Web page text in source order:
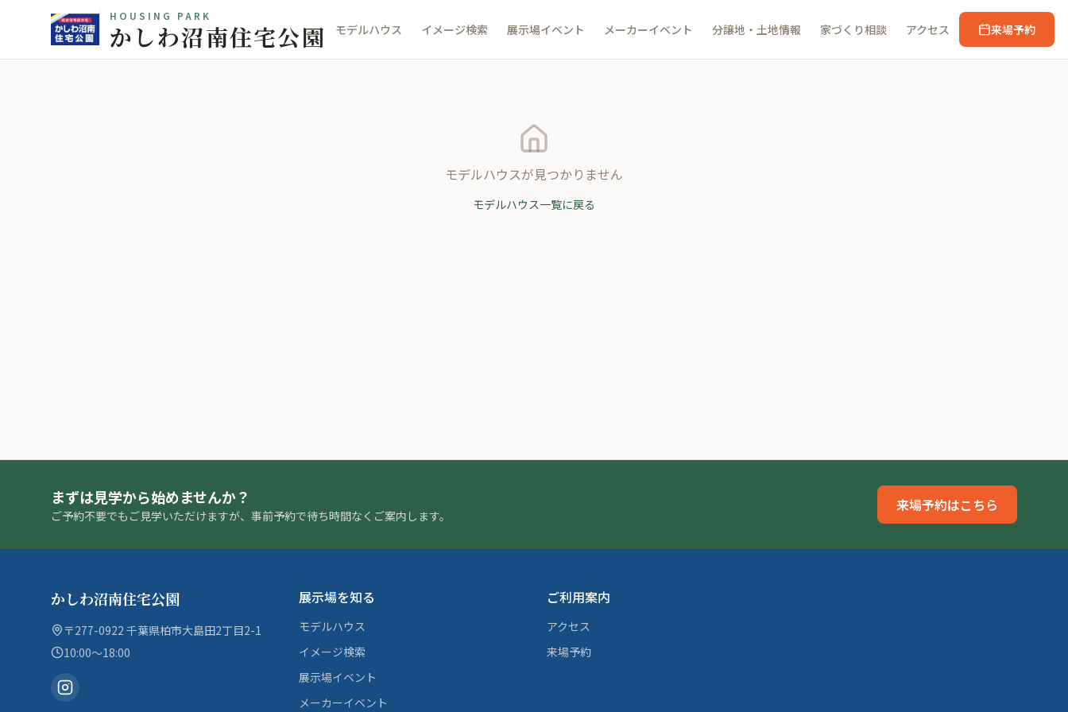
HOUSING PARK
かしわ沼南住宅公園 モデルハウス イメージ検索 展示場イベント メーカーイベント 分譲地・土地情報 家づくり相談 アクセス 来場予約
モデルハウスが見つかりません
モデルハウス一覧に戻る
まずは見学から始めませんか？
ご予約不要でもご見学いただけますが、事前予約で待ち時間なくご案内します。
来場予約はこちら
かしわ沼南住宅公園
〒277-0922 千葉県柏市大島田2丁目2-1
10:00〜18:00
展示場を知る
モデルハウス
イメージ検索
展示場イベント
メーカーイベント
ご利用案内
アクセス
来場予約